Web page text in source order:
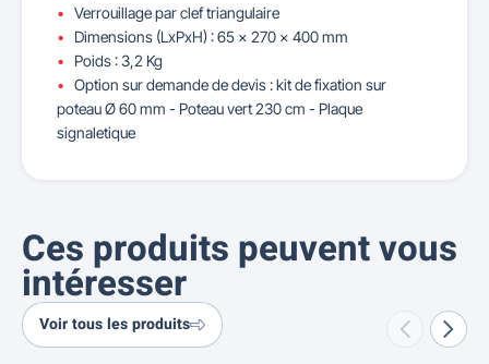
Verrouillage par clef triangulaire
Dimensions (LxPxH) : 65 x 270 x 400 mm
Poids : 3,2 Kg
Option sur demande de devis : kit de fixation sur
poteau Ø 60 mm - Poteau vert 230 cm - Plaque
signaletique
Ces produits peuvent vous
intéresser
Voir tous les produits